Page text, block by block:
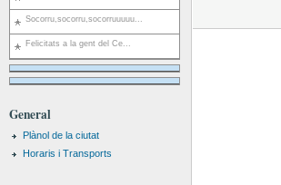
Socorru,socorru,socorruuuuu...
Felicitats a la gent del Ce...
General
Plànol de la ciutat
Horaris i Transports